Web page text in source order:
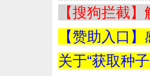
【搜狗拦截
【赞助入口
关于“获取种